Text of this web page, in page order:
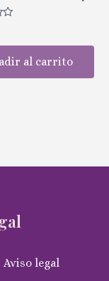
al carrito
Aviso legal